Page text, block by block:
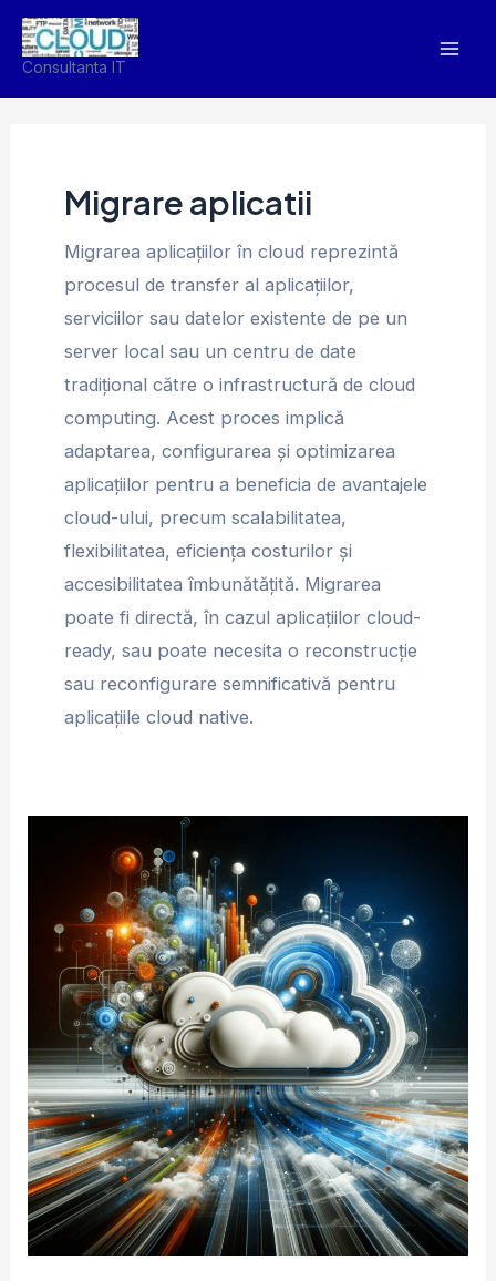
Skip
Consultanta IT
Migrare aplicatii
Migrarea aplicațiilor în cloud reprezintă
procesul de transfer al aplicațiilor,
serviciilor sau datelor existente de pe un
server local sau un centru de date
tradițional către o infrastructură de cloud
computing. Acest proces implică
adaptarea, configurarea și optimizarea
aplicațiilor pentru a beneficia de avantajele
cloud-ului, precum scalabilitatea,
flexibilitatea, eficiența costurilor și
accesibilitatea îmbunătățită. Migrarea
poate fi directă, în cazul aplicațiilor cloud-
ready, sau poate necesita o reconstrucție
sau reconfigurare semnificativă pentru
aplicațiile cloud native.
costuri
crescute
pentru
anumite
servicii